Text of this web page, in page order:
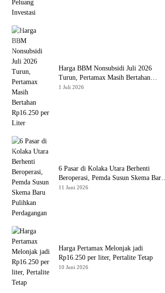
Harga BBM Nonsubsidi Juli 2026
Turun, Pertamax Masih Bertahan
Rp16.250 per Liter
1 Juli 2026
6 Pasar di Kolaka Utara Berhenti
Beroperasi, Pemda Susun Skema Baru
Pulihkan Perdagangan
11 Juni 2026
Harga Pertamax Melonjak jadi
Rp16.250 per liter, Pertalite Tetap
10 Juni 2026